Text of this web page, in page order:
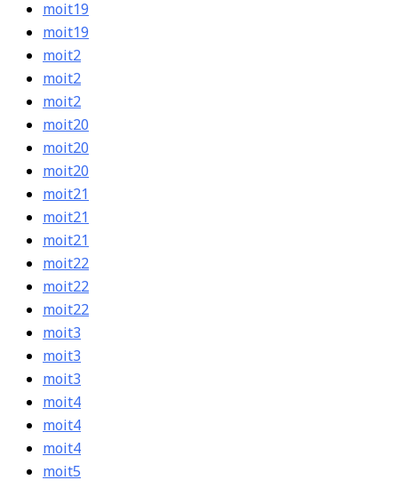
moit19
moit19
moit2
moit2
moit2
moit20
moit20
moit20
moit21
moit21
moit21
moit22
moit22
moit22
moit3
moit3
moit3
moit4
moit4
moit4
moit5